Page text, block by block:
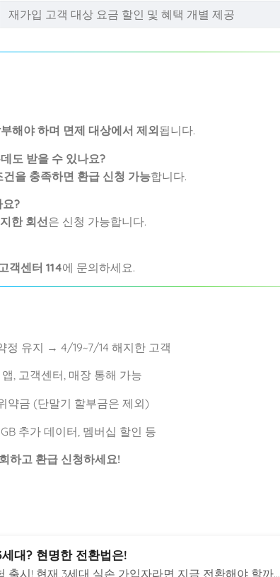
재가입 고객 대상 요금 할인 및 혜택 개별 제공
해야 하며 면제 대상에서 제외됩니다.
도 받을 수 있나요?
을 충족하면 환급 신청 가능합니다.
?
한 회선은 신청 가능합니다.
고객센터 114에 문의하세요.
정 유지 → 4/19~7/14 해지한 고객
, 고객센터, 매장 통해 가능
약금 (단말기 할부금은 제외)
추가 데이터, 멤버십 할인 등
하고 환급 신청하세요!
대? 현명한 전환법은!
출시! 현재 3세대 실손 가입자라면 지금 전환해야 할까...